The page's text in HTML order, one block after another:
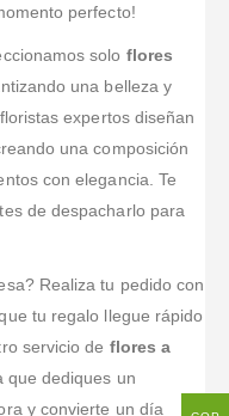
perfecto!
solo flores
una belleza y
expertos diseñan
una composición
con elegancia. Te
de despacharlo para
Realiza tu pedido con
tu regalo llegue rápido
servicio de flores a
que dediques un
y convierte un día